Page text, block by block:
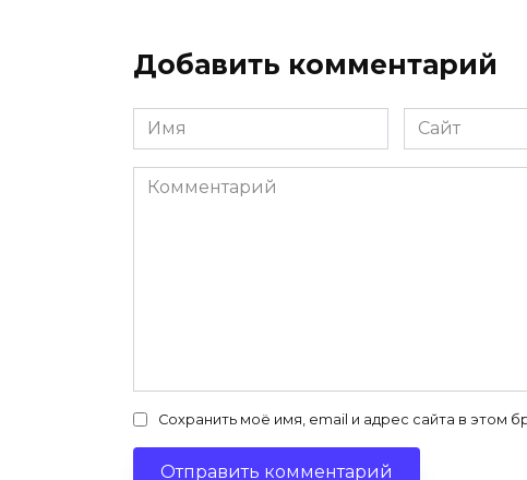
Добавить комментарий
Имя
*
Сайт
Комментарий
Сохранить моё имя, email и адрес сайта в этом